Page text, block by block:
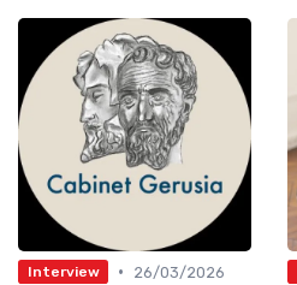
Interview •
26/03/2026